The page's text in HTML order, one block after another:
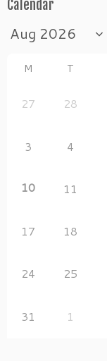
Calendar
M T
27 28
3 4
10 11
17 18
24 25
31 1